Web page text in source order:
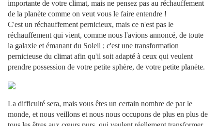
importante de votre climat, mais ne pensez pas au réchauffement
de la planète comme on veut vous le faire entendre !
C'est un réchauffement pernicieux, mais ce n'est pas le
réchauffement qui vient, comme nous l'avions annoncé, de toute
la galaxie et émanant du Soleil ; c'est une transformation
pernicieuse du climat afin qu'il soit adapté à ceux qui veulent
prendre possession de votre petite sphère, de votre petite planète.
La difficulté sera, mais vous êtes un certain nombre de par le
monde, et nous veillons et nous nous occupons de plus en plus de